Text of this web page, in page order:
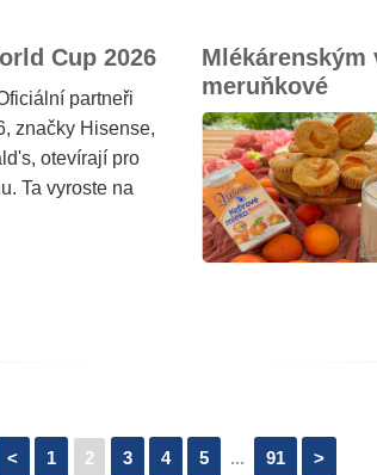
Cup 2026
partneři
značky Hisense,
otevírají pro
Ta vyroste na
Mlékárenským
meruňkové
< 1 2 3 4 5 ... 91 >